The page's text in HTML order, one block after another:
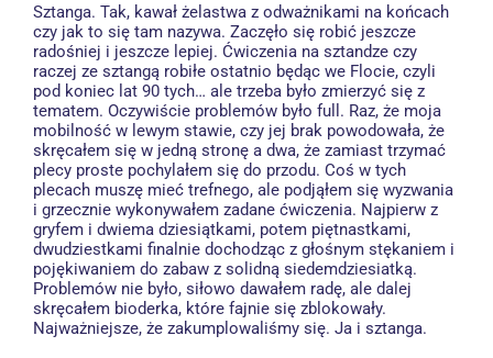
Sztanga. Tak, kawał żelastwa z odważnikami na końcach
czy jak to się tam nazywa. Zaczęło się robić jeszcze
radośniej i jeszcze lepiej. Ćwiczenia na sztandze czy
raczej ze sztangą robiłe ostatnio będąc we Flocie, czyli
pod koniec lat 90 tych… ale trzeba było zmierzyć się z
tematem. Oczywiście problemów było full. Raz, że moja
mobilność w lewym stawie, czy jej brak powodowała, że
skręcałem się w jedną stronę a dwa, że zamiast trzymać
plecy proste pochylałem się do przodu. Coś w tych
plecach muszę mieć trefnego, ale podjąłem się wyzwania
i grzecznie wykonywałem zadane ćwiczenia. Najpierw z
gryfem i dwiema dziesiątkami, potem piętnastkami,
dwudziestkami finalnie dochodząc z głośnym stękaniem i
pojękiwaniem do zabaw z solidną siedemdziesiatką.
Problemów nie było, siłowo dawałem radę, ale dalej
skręcałem bioderka, które fajnie się zblokowały.
Najważniejsze, że zakumplowaliśmy się. Ja i sztanga.